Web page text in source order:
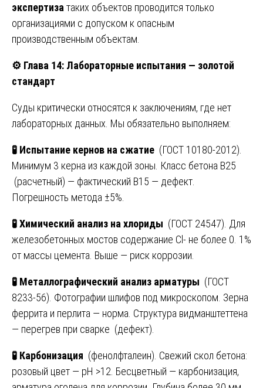
экспертиза таких объектов проводится только
организациями с допуском к опасным
производственным объектам.
⚙️ Глава 14: Лабораторные испытания — золотой
стандарт
Суды критически относятся к заключениям, где нет
лабораторных данных. Мы обязательно выполняем:
🧪 Испытание кернов на сжатие (ГОСТ 10180-2012).
Минимум 3 керна из каждой зоны. Класс бетона В25
(расчетный) — фактический В15 — дефект.
Погрешность метода ±5%.
🧪Химический анализ на хлориды (ГОСТ 24547). Для
железобетонных мостов содержание Cl- не более 0. 1%
от массы цемента. Выше — риск коррозии.
🧪 Металлографический анализ арматуры (ГОСТ
8233-56). Фотографии шлифов под микроскопом. Зерна
феррита и перлита — норма. Структура видманштеттена
— перегрев при сварке (дефект).
🧪 Карбонизация (фенолфталеин). Свежий скол бетона:
розовый цвет — pH >12. Бесцветный — карбонизация,